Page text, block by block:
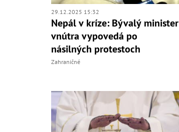
29.12.2025 15:32
Nepál v kríze: Bývalý minister
vnútra vypovedá po
násilných protestoch
Zahraničné